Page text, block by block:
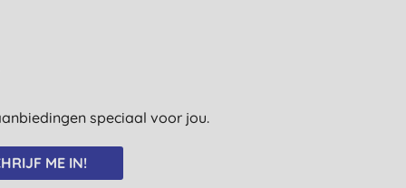
speciaal voor jou.
ME IN!